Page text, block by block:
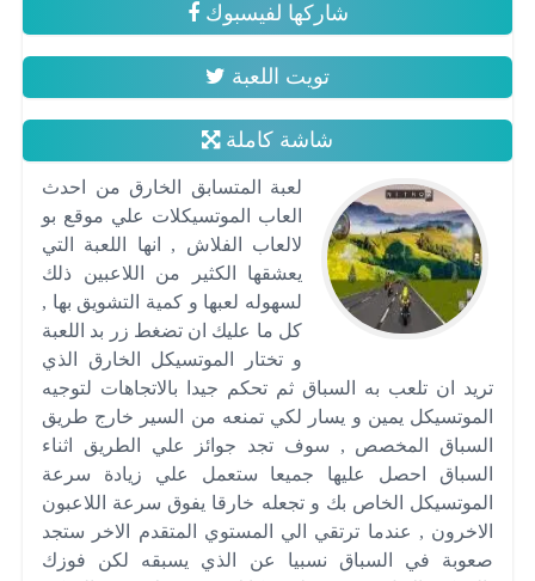
شاركها لفيسبوك
تويت اللعبة
شاشة كاملة
لعبة المتسابق الخارق من احدث
العاب الموتسيكلات علي موقع بو
لالعاب الفلاش , انها اللعبة التي
يعشقها الكثير من اللاعبين ذلك
لسهوله لعبها و كمية التشويق بها ,
كل ما عليك ان تضغط زر بد اللعبة
و تختار الموتسيكل الخارق الذي
تريد ان تلعب به السباق ثم تحكم جيدا بالاتجاهات لتوجيه
الموتسيكل يمين و يسار لكي تمنعه من السير خارج طريق
السباق المخصص , سوف تجد جوائز علي الطريق اثناء
السباق احصل عليها جميعا ستعمل علي زيادة سرعة
الموتسيكل الخاص بك و تجعله خارقا يفوق سرعة اللاعبون
الاخرون , عندما ترتقي الي المستوي المتقدم الاخر ستجد
صعوبة في السباق نسبيا عن الذي يسبقه لكن فوزك